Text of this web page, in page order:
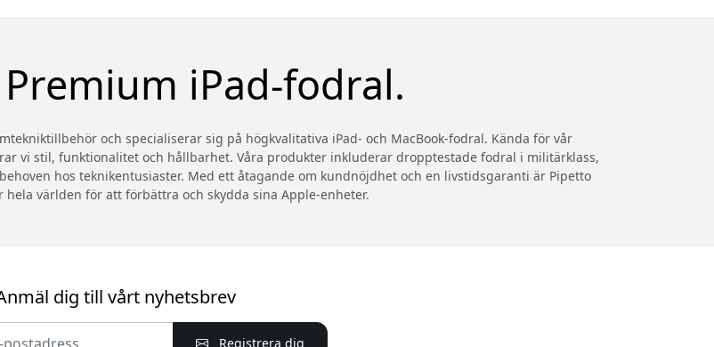
iPad-fodral.
och specialiserar sig på högkvalitativa iPad- och MacBook-fodral. Kända för vår
vi stil, funktionalitet och hållbarhet. Våra produkter inkluderar dropptestade fodral i militärklass,
hos teknikentusiaster. Med ett åtagande om kundnöjdhet och en livstidsgaranti är Pipetto
hela världen för att förbättra och skydda sina Apple-enheter.
dig till vårt nyhetsbrev
Registrera dig